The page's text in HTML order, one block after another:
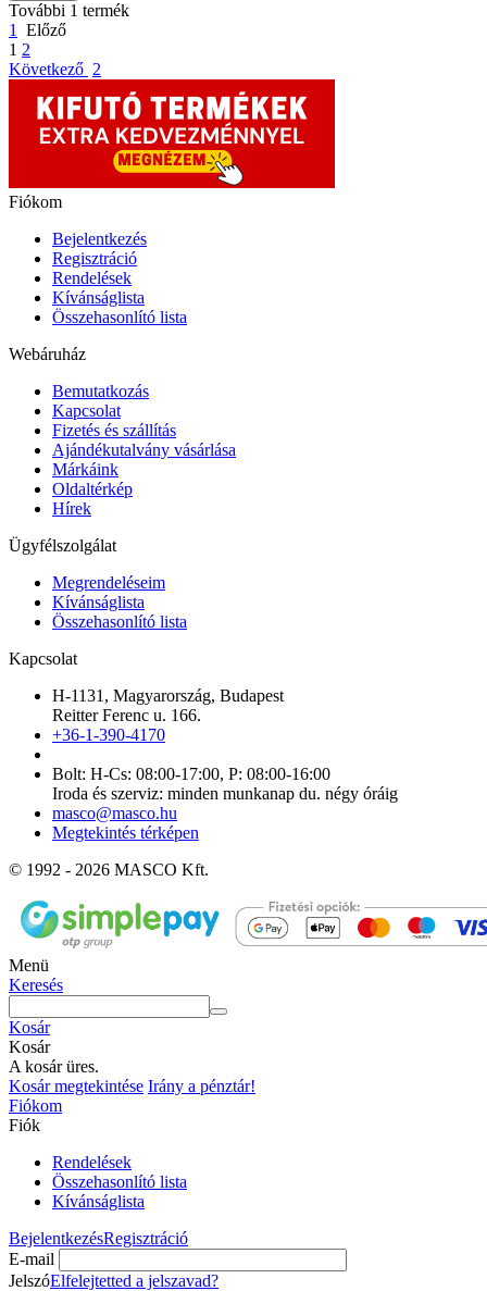
További 1 termék
1
Előző
1 2
Következő 2
Fiókom
Bejelentkezés
Regisztráció
Rendelések
Kívánságlista
Összehasonlító lista
Webáruház
Bemutatkozás
Kapcsolat
Fizetés és szállítás
Ajándékutalvány vásárlása
Márkáink
Oldaltérkép
Hírek
Ügyfélszolgálat
Megrendeléseim
Kívánságlista
Összehasonlító lista
Kapcsolat
H-1131, Magyarország, Budapest
Reitter Ferenc u. 166.
+36-1-390-4170
Bolt: H-Cs: 08:00-17:00, P: 08:00-16:00
Iroda és szerviz: minden munkanap du. négy óráig
masco@masco.hu
Megtekintés térképen
© 1992 - 2026 MASCO Kft.
Menü
Keresés
Kosár
Kosár
A kosár üres.
Kosár megtekintése Irány a pénztár!
Fiókom
Fiók
Rendelések
Összehasonlító lista
Kívánságlista
BejelentkezésRegisztráció
E-mail
JelszóElfelejtetted a jelszavad?